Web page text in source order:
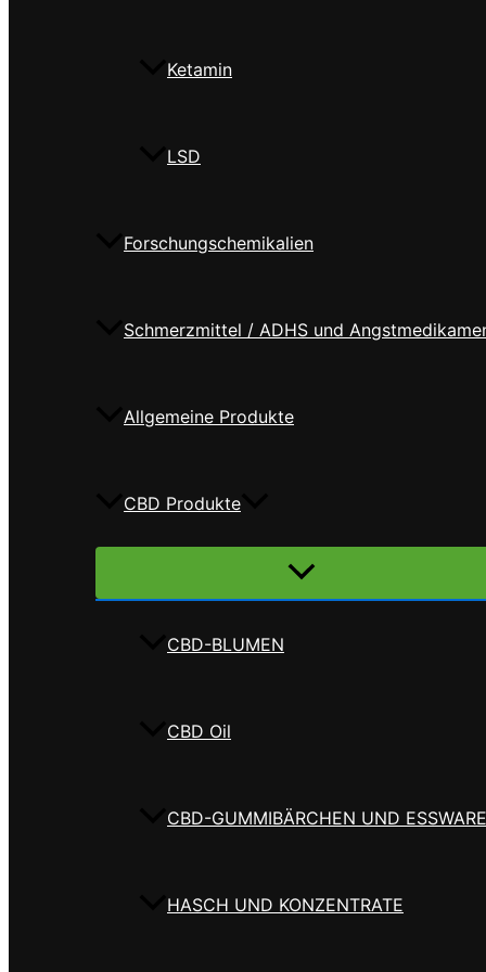
Ketamin
LSD
Forschungschemikalien
Schmerzmittel / ADHS und
Allgemeine Produkte
CBD Produkte
Menü
CBD-BLUMEN
CBD Oil
CBD-GUMMIBÄRCHEN UND
HASCH UND KONZENTRATE